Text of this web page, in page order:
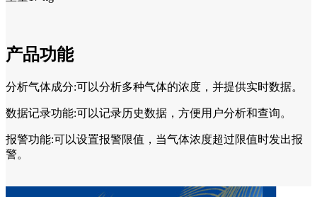
产品功能
分析气体成分:可以分析多种气体的浓度，并提供实时数据。
数据记录功能:可以记录历史数据，方便用户分析和查询。
报警功能:可以设置报警限值，当气体浓度超过限值时发出报
警。